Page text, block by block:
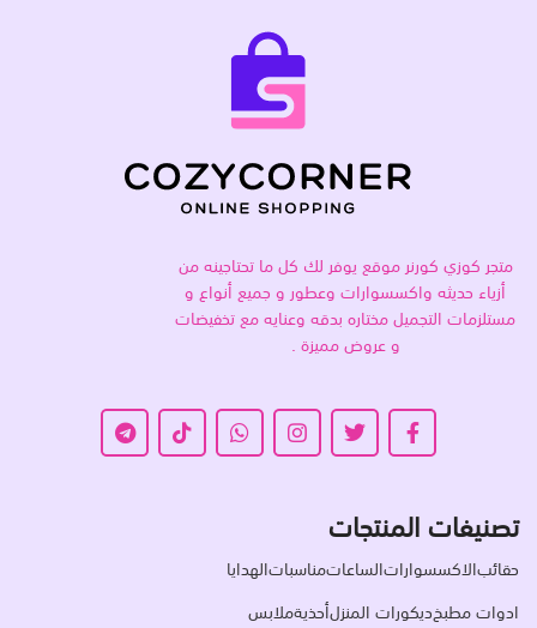
متجر كوزي كورنر موقع يوفر لك كل ما تحتاجينه من
أزياء حديثه واكسسوارات وعطور و جميع أنواع و
مستلزمات التجميل مختاره بدقه وعنايه مع تخفيضات
و عروض مميزة .
تصنيفات المنتجات
حقائبالاكسسواراتالساعاتمناسباتالهدايا
ادوات مطبخديكورات المنزلأحذيةملابس